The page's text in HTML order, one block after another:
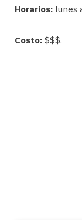
Horarios: lunes
Costo: $$$.